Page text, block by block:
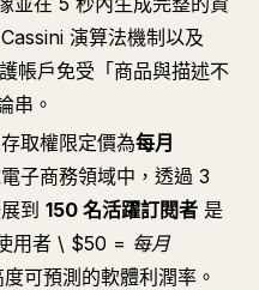
演算法機制以及
帳戶免受「商品與描述不
串。
取權限定價為每月
子商務領域中，透過 3
到 150 名活躍訂閱者 是
用者 \ $50 = 每月
可預測的軟體利潤率。